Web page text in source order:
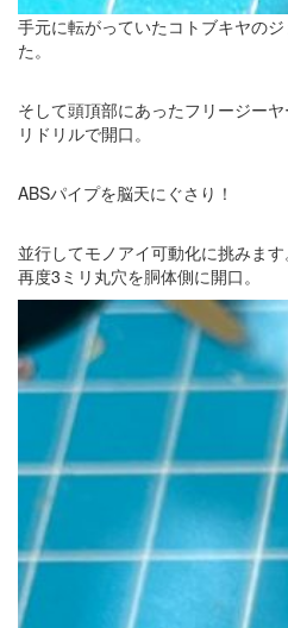
手元に転がっていたコトブキヤの
た。
そして頭頂部にあったフリージー
リドリルで開口。
ABSパイプを脳天にぐさり！
並行してモノアイ可動化に挑みます
再度3ミリ丸穴を胴体側に開口。